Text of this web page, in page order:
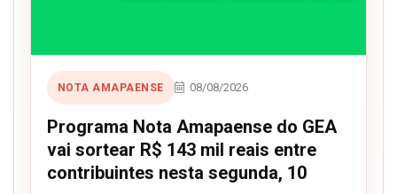
NOTA AMAPAENSE 08/08/2026
Programa Nota Amapaense do GEA
vai sortear R$ 143 mil reais entre
contribuintes nesta segunda, 10